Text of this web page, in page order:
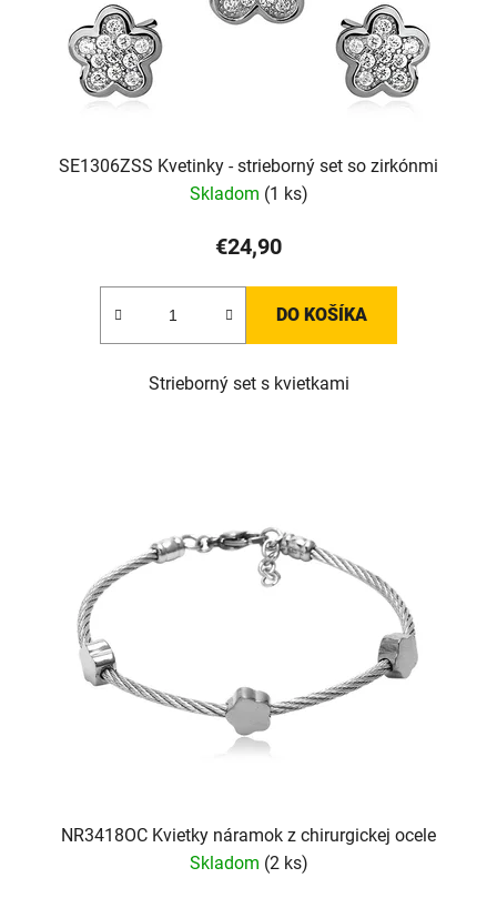
SE1306ZSS Kvetinky - strieborný set so zirkónmi
Skladom (1 ks)
€24,90
DO KOŠÍKA
Strieborný set s kvietkami
NR3418OC Kvietky náramok z chirurgickej ocele
Skladom (2 ks)